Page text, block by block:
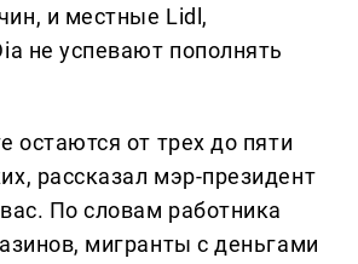
и местные Lidl,
не успевают пополнять
остаются от трех до пяти
рассказал мэр-президент
По словам работника
мигранты с деньгами